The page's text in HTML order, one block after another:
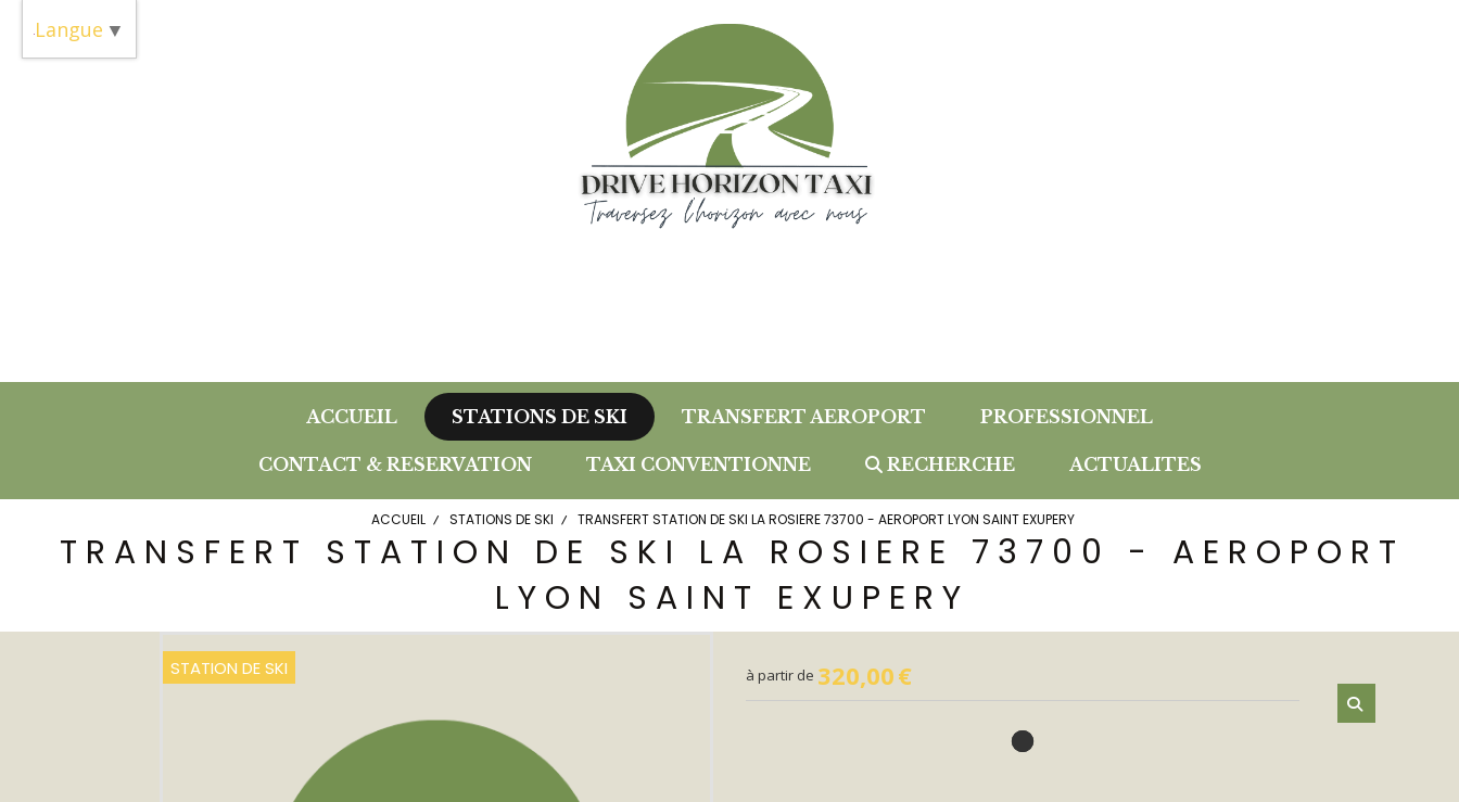
ACCUEIL STATIONS DE SKI TRANSFERT AEROPORT PROFESSIONNEL
CONTACT & RESERVATION TAXI CONVENTIONNE RECHERCHE ACTUALITES
ACCUEIL STATIONS DE SKI TRANSFERT STATION DE SKI LA ROSIERE 73700 - AEROPORT LYON SAINT EXUPERY
TRANSFERT STATION DE SKI LA ROSIERE 73700 - AEROPORT
LYON SAINT EXUPERY
STATION DE SKI à partir de 320,00€
Langue ▼